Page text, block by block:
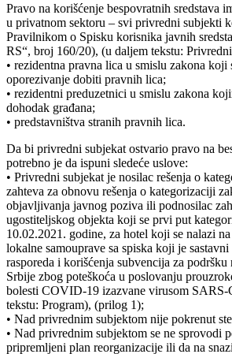
Pravo na korišćenje bespovratnih sredstava
u privatnom sektoru – svi privredni subjekti
Pravilnikom o Spisku korisnika javnih
RS“, broj 160/20), (u daljem tekstu:
• rezidentna pravna lica u smislu zakona koji
oporezivanje dobiti pravnih lica;
• rezidentni preduzetnici u smislu zakona
dohodak građana;
• predstavništva stranih pravnih lica.
Da bi privredni subjekat ostvario pravo na
potrebno je da ispuni sledeće uslove:
• Privredni subjekat je nosilac rešenja o
zahteva za obnovu rešenja o kategorizaciji
objavljivanja javnog poziva ili podnosilac
ugostiteljskog objekta koji se prvi put
10.02.2021. godine, za hotel koji se nalazi
lokalne samouprave sa spiska koji je sastavni
rasporeda i korišćenja subvencija za
Srbije zbog poteškoća u poslovanju
bolesti COVID-19 izazvane virusom SARS-
tekstu: Program), (prilog 1);
• Nad privrednim subjektom nije pokrenut
• Nad privrednim subjektom se ne sprovodi
pripremljeni plan reorganizacije ili da na